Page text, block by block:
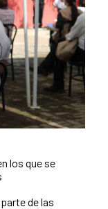
los que se
de las